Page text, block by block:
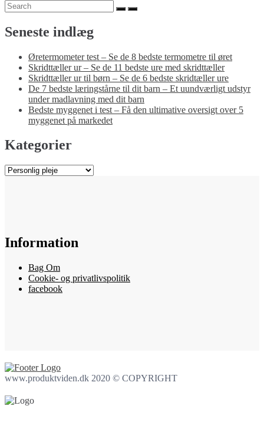
Search
for:
Search
Seneste indlæg
Øretermometer test – Se de 8 bedste termometre til øret
Skridttæller ur – Se de 11 bedste ure med skridttæller
Skridttæller ur til børn – Se de 6 bedste skridtæller ure
De 7 bedste læringstårne til dit barn – Et uundværligt udstyr
under madlavning med dit barn
Bedste myggenet i test – Få den ultimative oversigt over 5
myggenet på markedet
Kategorier
Kategorier
Information
Bag Om
Cookie- og privatlivspolitik
facebook
www.produktviden.dk 2020 © COPYRIGHT